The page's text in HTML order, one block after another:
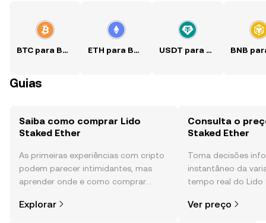
BTC para BAM ETH para BAM USDT para BAM
Guias
Saiba como comprar Lido
Staked Ether
As primeiras experiências com cripto
podem parecer intimidantes, mas
aprender onde e como comprar
Começa a tua viagem na aplicação
Explorar
Consulta o
Staked Ether
Toma decisões
instantâneo da
tempo real do Lido
e muito mais.
Ver preço